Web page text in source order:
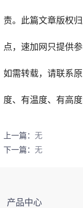
责。此篇文章版权
点， 速加网 只提供
如需转载，请联系
度、有温度、有高度
上一篇： 无
下一篇： 无
产品中心